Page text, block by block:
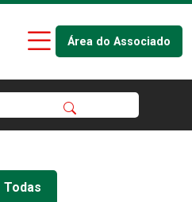
Área do Associado
Todas